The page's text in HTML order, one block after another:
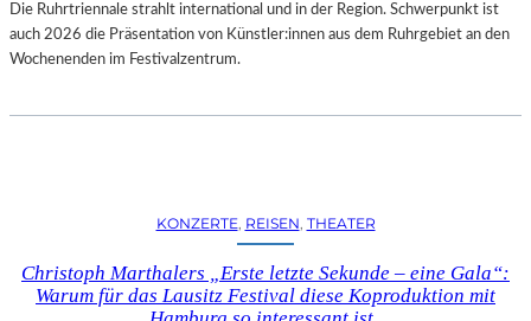
Die Ruhrtriennale strahlt international und in der Region. Schwerpunkt ist
auch 2026 die Präsentation von Künstler:innen aus dem Ruhrgebiet an den
Wochenenden im Festivalzentrum.
KONZERTE, REISEN, THEATER
Christoph Marthalers „Erste letzte Sekunde – eine Gala“:
Warum für das Lausitz Festival diese Koproduktion mit